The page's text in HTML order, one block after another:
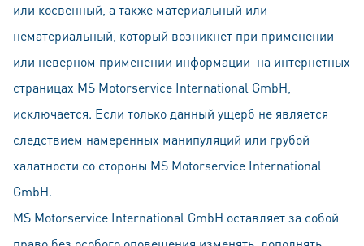
или косвенный, а также материальный или
нематериальный, который возникнет при применении
или неверном применении информации на интeрнeтных
страницах MS Motorservice International GmbH,
исключается. Если только данный ущерб не является
следствием намеренных манипуляций или грубой
халатности со стороны MS Motorservice International
GmbH.
MS Motorservice International GmbH оставляет за собой